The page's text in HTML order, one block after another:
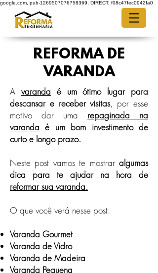
google.com, pub-1269507076758369, DIRECT, f08c47fec0942fa0
REFORMA DE
VARANDA
A varanda é um ótimo lugar para
descansar e receber visitas, por esse
motivo dar uma repaginada na
varanda é um bom investimento de
curto e longo prazo.
Neste post vamos te mostrar algumas
dica para te ajudar na hora de
reformar sua varanda.
O que você verá nesse post:
Varanda Gourmet
Varanda de Vidro
Varanda de Madeira
Varanda Pequena